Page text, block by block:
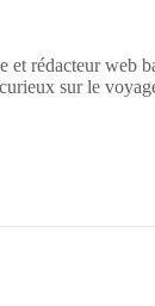
et rédacteur web
sur le